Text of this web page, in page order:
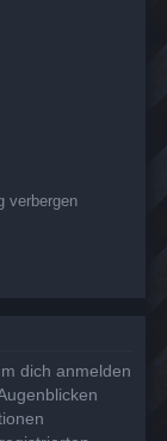
verbergen
dich anmelden